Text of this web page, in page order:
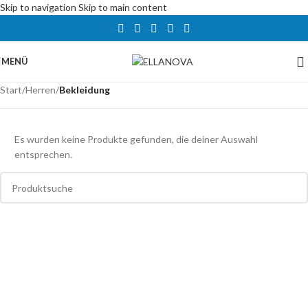
Skip to navigation Skip to main content
MENÜ
Start/Herren/Bekleidung
Es wurden keine Produkte gefunden, die deiner Auswahl
entsprechen.